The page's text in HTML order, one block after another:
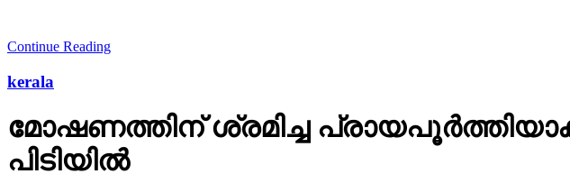
Continue Reading
kerala
മോഷണത്തിന് ശ്രമിച്ച
പിടിയില്‍